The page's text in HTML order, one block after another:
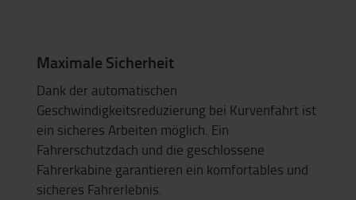
Maximale Sicherheit
Dank der automatischen
Geschwindigkeitsreduzierung bei Kurvenfahrt ist
ein sicheres Arbeiten möglich. Ein
Fahrerschutzdach und die geschlossene
Fahrerkabine garantieren ein komfortables und
sicheres Fahrerlebnis.